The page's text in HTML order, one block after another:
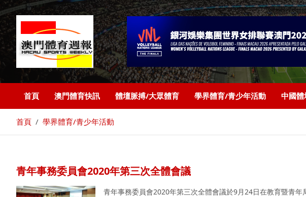
首頁 澳門體育快訊 體壇脈搏/大眾體育 學界體育/青少年活動 中國
首頁 學界體育/青少年活動
青年事務委員會2020年第三次全體會議
青年事務委員會2020年第三次全體會議於9月24日在教育暨青